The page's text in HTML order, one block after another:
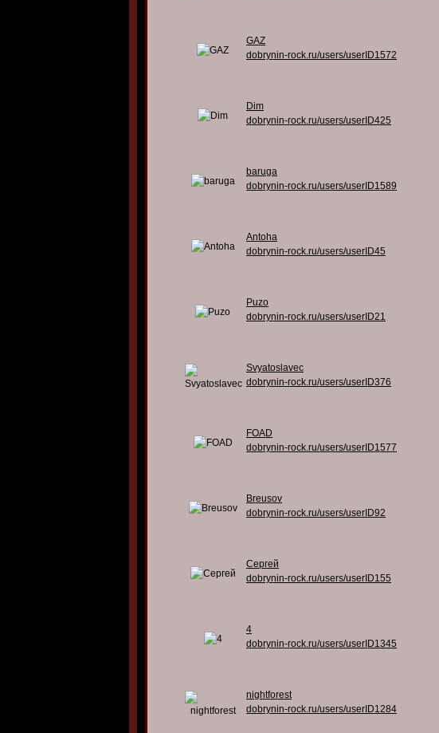
GAZ
dobrynin-rock.ru/users/userID1572
Dim
dobrynin-rock.ru/users/userID425
baruga
dobrynin-rock.ru/users/userID1589
Antoha
dobrynin-rock.ru/users/userID45
Puzo
dobrynin-rock.ru/users/userID21
Svyatoslavec
dobrynin-rock.ru/users/userID376
FOAD
dobrynin-rock.ru/users/userID1577
Breusov
dobrynin-rock.ru/users/userID92
Сергей
dobrynin-rock.ru/users/userID155
4
dobrynin-rock.ru/users/userID1345
nightforest
dobrynin-rock.ru/users/userID1284